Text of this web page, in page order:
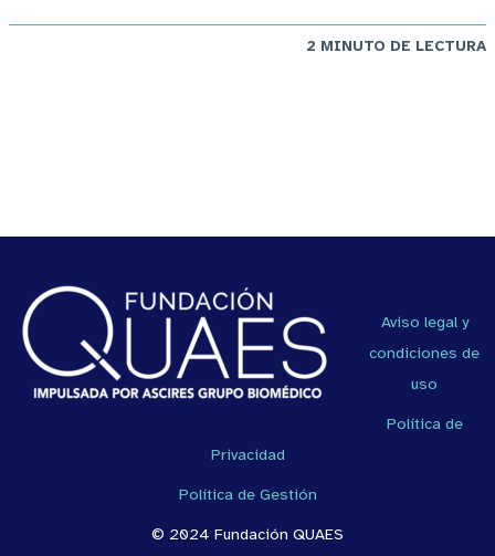
2 MINUTO DE LECTURA
Aviso legal y
condiciones de
uso
Política de
Privacidad
Política de Gestión
© 2024 Fundación QUAES